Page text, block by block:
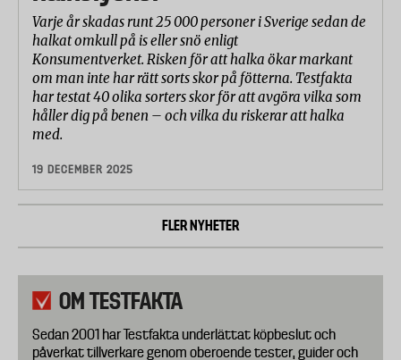
Varje år skadas runt 25 000 personer i Sverige sedan de
halkat omkull på is eller snö enligt
Konsumentverket. Risken för att halka ökar markant
om man inte har rätt sorts skor på fötterna. Testfakta
har testat 40 olika sorters skor för att avgöra vilka som
håller dig på benen – och vilka du riskerar att halka
med.
19 DECEMBER 2025
FLER NYHETER
OM TESTFAKTA
Sedan 2001 har Testfakta underlättat köpbeslut och
påverkat tillverkare genom oberoende tester, guider och